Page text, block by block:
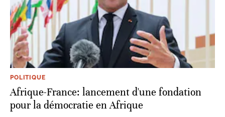
POLITIQUE
Afrique-France: lancement d'une fondation
pour la démocratie en Afrique